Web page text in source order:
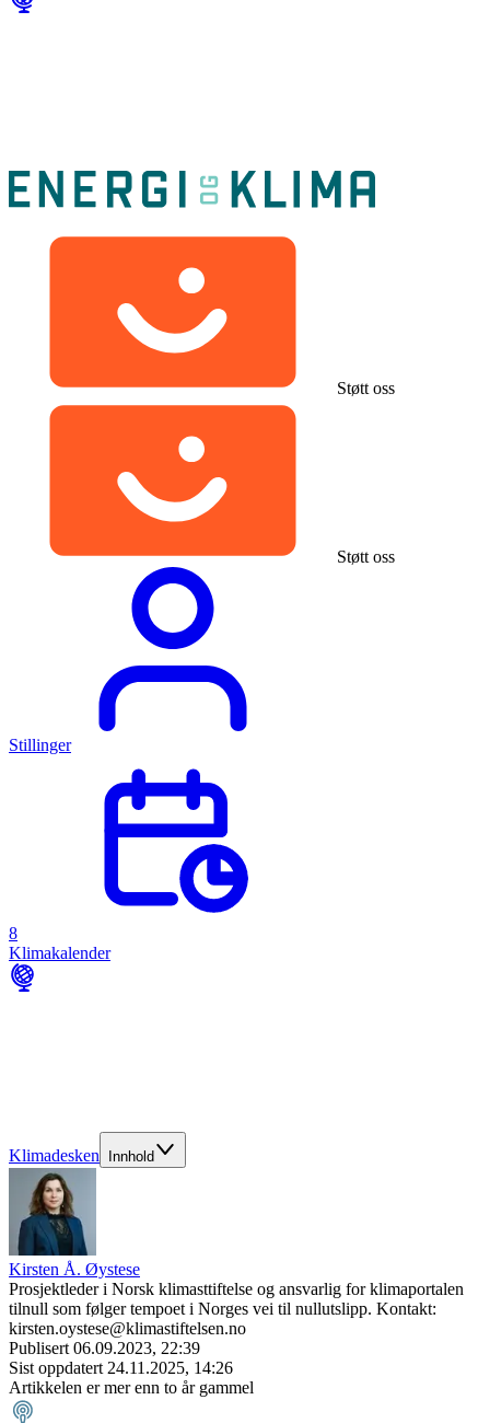
Støtt oss
Støtt oss
Stillinger
8
Klimakalender
Klimadesken Innhold
Kirsten Å. Øystese
Prosjektleder i Norsk klimasttiftelse og ansvarlig for klimaportalen
tilnull som følger tempoet i Norges vei til nullutslipp. Kontakt:
kirsten.oystese@klimastiftelsen.no
Publisert 06.09.2023, 22:39
Sist oppdatert 24.11.2025, 14:26
Artikkelen er mer enn to år gammel